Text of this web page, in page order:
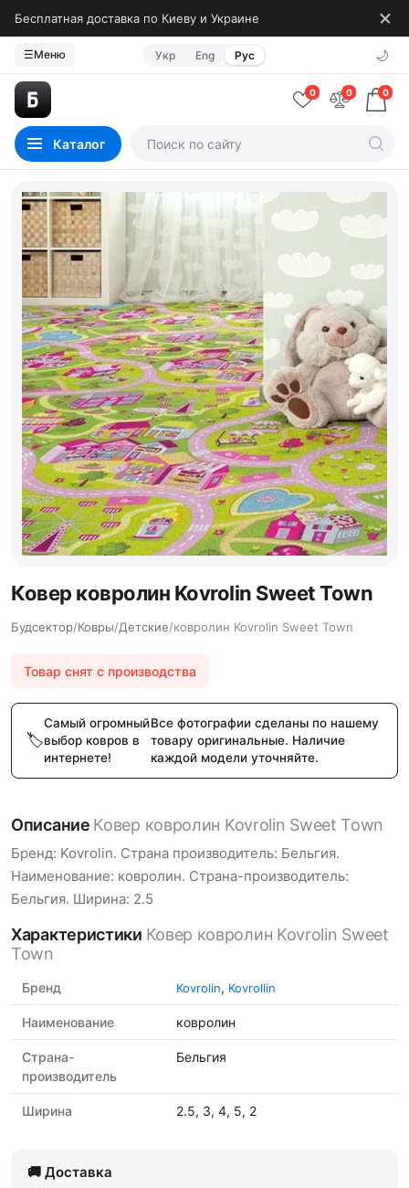
Бесплатная доставка по Киеву и Украине
☰Меню Укр Eng Рус 🌙
Каталог
0 0 0
Ковер ковролин Kovrolin Sweet Town
Будсектор/Ковры/Детские/ковролин Kovrolin Sweet Town
Товар снят с производства
Самый огромный
выбор ковров в
интернете!
Все фотографии сделаны по нашему
товару оригинальные. Наличие
каждой модели уточняйте.
Описание Ковер ковролин Kovrolin Sweet Town
Бренд: Kovrolin. Страна производитель: Бельгия.
Наименование: ковролин. Страна-производитель:
Бельгия. Ширина: 2.5
Характеристики Ковер ковролин Kovrolin Sweet
Town
Бренд Kovrolin, Kovrollin
Наименование ковролин
Страна-
производитель
Бельгия
Ширина 2.5, 3, 4, 5, 2
Доставка